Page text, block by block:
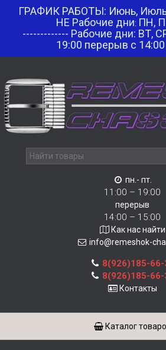
ГРАФИК РАБОТЫ: Июнь, Июль,
НЕ Рабочие дни: ПН,
------------- Рабочие дни: ВТ,
19:00 перерыв с
пн.- пт.
11:00 – 19:00
перерыв
14:00 – 15:00
Как нас найти
info@remeshok-
8(926)185-66-
8(926)185-66-
Контакты
Каталог